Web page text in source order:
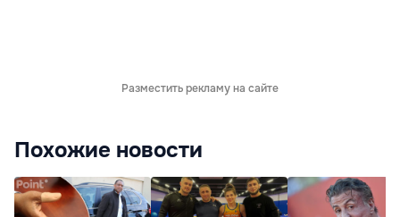
Разместить рекламу на сайте
Похожие новости